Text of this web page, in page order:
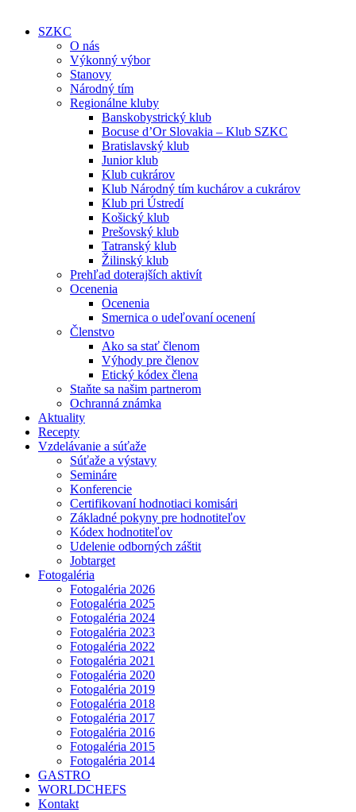
SZKC
O nás
Výkonný výbor
Stanovy
Národný tím
Regionálne kluby
Banskobystrický klub
Bocuse d’Or Slovakia – Klub SZKC
Bratislavský klub
Junior klub
Klub cukrárov
Klub Národný tím kuchárov a cukrárov
Klub pri Ústredí
Košický klub
Prešovský klub
Tatranský klub
Žilinský klub
Prehľad doterajších aktivít
Ocenenia
Ocenenia
Smernica o udeľovaní ocenení
Členstvo
Ako sa stať členom
Výhody pre členov
Etický kódex člena
Staňte sa našim partnerom
Ochranná známka
Aktuality
Recepty
Vzdelávanie a súťaže
Súťaže a výstavy
Semináre
Konferencie
Certifikovaní hodnotiaci komisári
Základné pokyny pre hodnotiteľov
Kódex hodnotiteľov
Udelenie odborných záštit
Jobtarget
Fotogaléria
Fotogaléria 2026
Fotogaléria 2025
Fotogaléria 2024
Fotogaléria 2023
Fotogaléria 2022
Fotogaléria 2021
Fotogaléria 2020
Fotogaléria 2019
Fotogaléria 2018
Fotogaléria 2017
Fotogaléria 2016
Fotogaléria 2015
Fotogaléria 2014
GASTRO
WORLDCHEFS
Kontakt